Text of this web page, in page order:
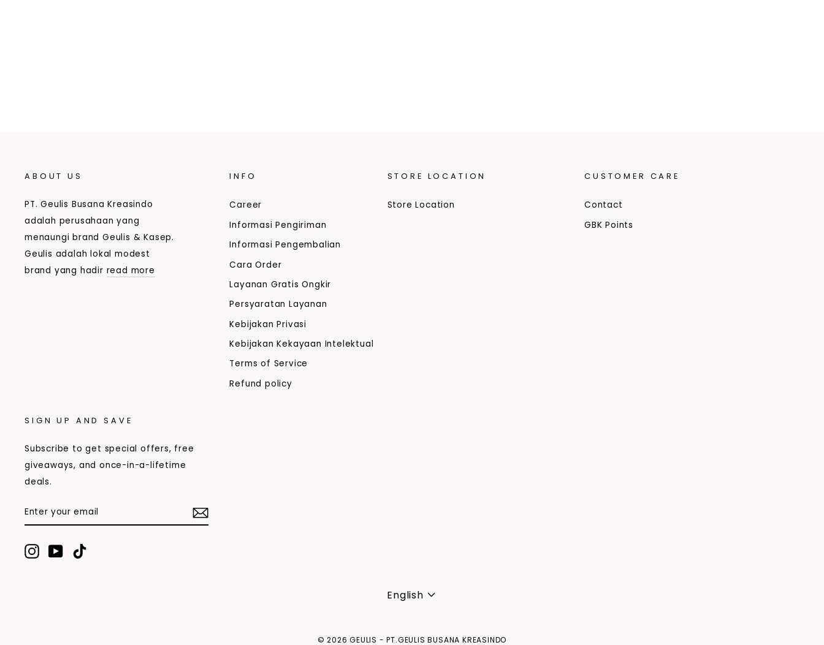
ABOUT US
PT. Geulis Busana Kreasindo
adalah perusahaan yang
menaungi brand Geulis & Kasep.
Geulis adalah lokal modest
brand yang hadir read more
INFO
Career
Informasi Pengiriman
Informasi Pengembalian
Cara Order
Layanan Gratis Ongkir
Persyaratan Layanan
Kebijakan Privasi
Kebijakan Kekayaan Intelektual
Terms of Service
Refund policy
STORE LOCATION
Store Location
CUSTOMER CARE
Contact
GBK Points
SIGN UP AND SAVE
Subscribe to get special offers, free
giveaways, and once-in-a-lifetime
deals.
YOUR
EMAIL
Instagram
YouTube
Language
English
© 2026 GEULIS - PT.GEULIS BUSANA KREASINDO